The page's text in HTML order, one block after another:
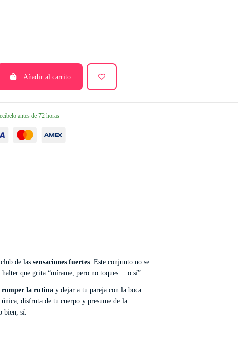
Añadir al carrito
antes de 72 horas
de las sensaciones fuertes . Este conjunto no se
que grita “mírame, pero no toques… o sí”.
romper la rutina y dejar a tu pareja con la boca
disfruta de tu cuerpo y presume de la
bien, sí.